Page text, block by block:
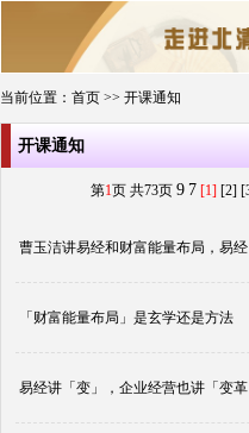
首页 新闻动
当前位置： 首页 >> 开课通知
开课通知
第1页 共73页 9 7 [1] [2]
曹玉洁讲易经和财富能量布局，易经
「财富能量布局」是玄学还是方法
易经讲「变」，企业经营也讲「变革